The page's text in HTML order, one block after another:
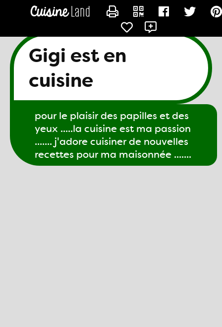
Gigi est en
cuisine
pour le plaisir des papilles et des
yeux .....la cuisine est ma passion
....... j'adore cuisiner de nouvelles
recettes pour ma maisonnée .......
CONTACTER GIGI61